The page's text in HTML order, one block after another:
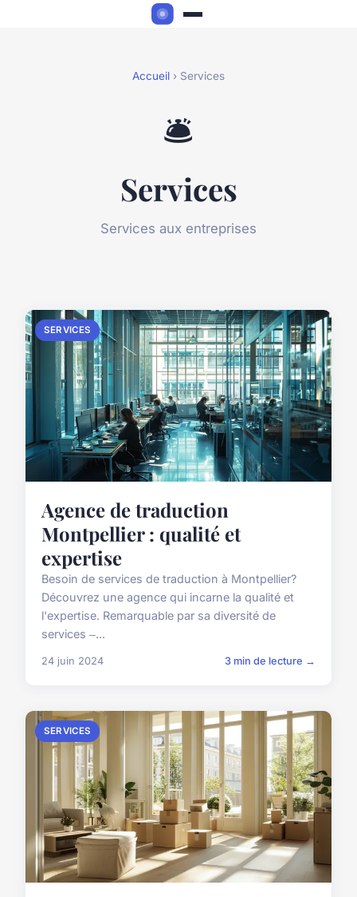
Accueil › Services
🛎️
Services
Services aux entreprises
SERVICES
Agence de traduction
Montpellier : qualité et
expertise
Besoin de services de traduction à Montpellier?
Découvrez une agence qui incarne la qualité et
l'expertise. Remarquable par sa diversité de
services ‒...
24 juin 2024 3 min de lecture →
SERVICES